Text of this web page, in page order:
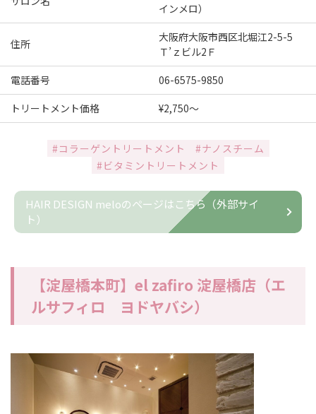
インメロ）
住所
大阪府大阪市西区北堀江2-5-5
Ｔ’ｚビル2Ｆ
電話番号
06-6575-9850
トリートメント価格
¥2,750～
#コラーゲントリートメント
#ナノスチーム
#ビタミントリートメント
HAIR DESIGN meloのページはこちら（外部サイ
ト）
【淀屋橋本町】el zafiro 淀屋橋店（エ
ルサフィロ ヨドヤバシ）